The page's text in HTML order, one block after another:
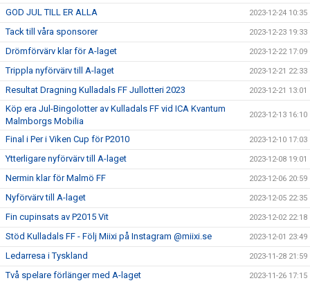
GOD JUL TILL ER ALLA 2023-12-24 10:35
Tack till våra sponsorer 2023-12-23 19:33
Drömförvärv klar för A-laget 2023-12-22 17:09
Trippla nyförvärv till A-laget 2023-12-21 22:33
Resultat Dragning Kulladals FF Jullotteri 2023 2023-12-21 13:01
Köp era Jul-Bingolotter av Kulladals FF vid ICA Kvantum
Malmborgs Mobilia
2023-12-13 16:10
Final i Per i Viken Cup för P2010 2023-12-10 17:03
Ytterligare nyförvärv till A-laget 2023-12-08 19:01
Nermin klar för Malmö FF 2023-12-06 20:59
Nyförvärv till A-laget 2023-12-05 22:35
Fin cupinsats av P2015 Vit 2023-12-02 22:18
Stöd Kulladals FF - Följ Miixi på Instagram @miixi.se 2023-12-01 23:49
Ledarresa i Tyskland 2023-11-28 21:59
Två spelare förlänger med A-laget 2023-11-26 17:15